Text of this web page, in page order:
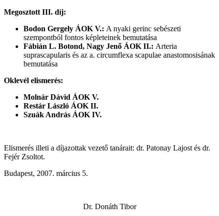
Megosztott III. díj:
Bodon Gergely ÁOK V.: A nyaki gerinc sebészeti
szempontból fontos képleteinek bemutatása
Fábián L. Botond, Nagy Jenő ÁOK II.: Arteria
suprascapularis és az a. circumflexa scapulae anastomosisának
bemutatása
Oklevél elismerés:
Molnár Dávid ÁOK V.
Restár László ÁOK II.
Szuák András ÁOK IV.
Elismerés illeti a díjazottak vezető tanárait: dr. Patonay Lajost és dr.
Fejér Zsoltot.
Budapest, 2007. március 5.
Dr. Donáth Tibor